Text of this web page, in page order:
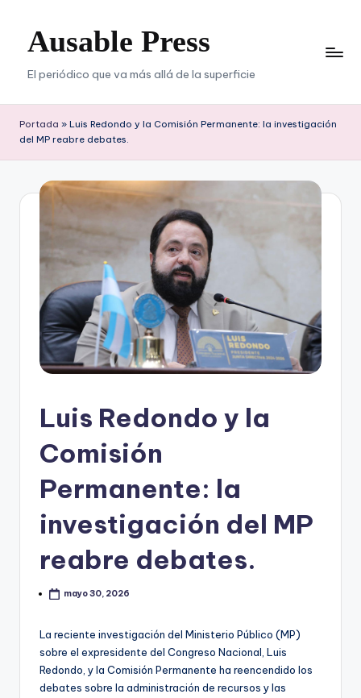
contenido
Ausable Press
El periódico que va más allá de la superficie
Portada » Luis Redondo y la Comisión Permanente: la investigación
del MP reabre debates.
Luis Redondo y la
Comisión
Permanente: la
investigación del MP
reabre debates.
mayo 30, 2026
La reciente investigación del Ministerio Público (MP)
sobre el expresidente del Congreso Nacional, Luis
Redondo, y la Comisión Permanente ha reencendido los
debates sobre la administración de recursos y las